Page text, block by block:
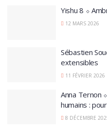
Yishu 8 ⬦
12 MARS 2026
Sébastien
extensibles
11 FÉVRIER 2026
Anna Ternon
humains :
8 DÉCEMBRE